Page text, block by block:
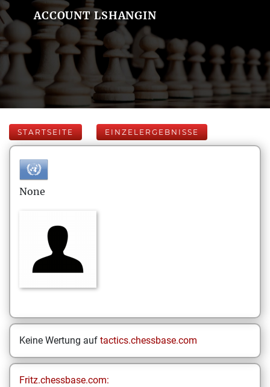
ACCOUNT LSHANGIN
STARTSEITE EINZELERGEBNISSE
None
Keine Wertung auf tactics.chessbase.com
Fritz.chessbase.com: